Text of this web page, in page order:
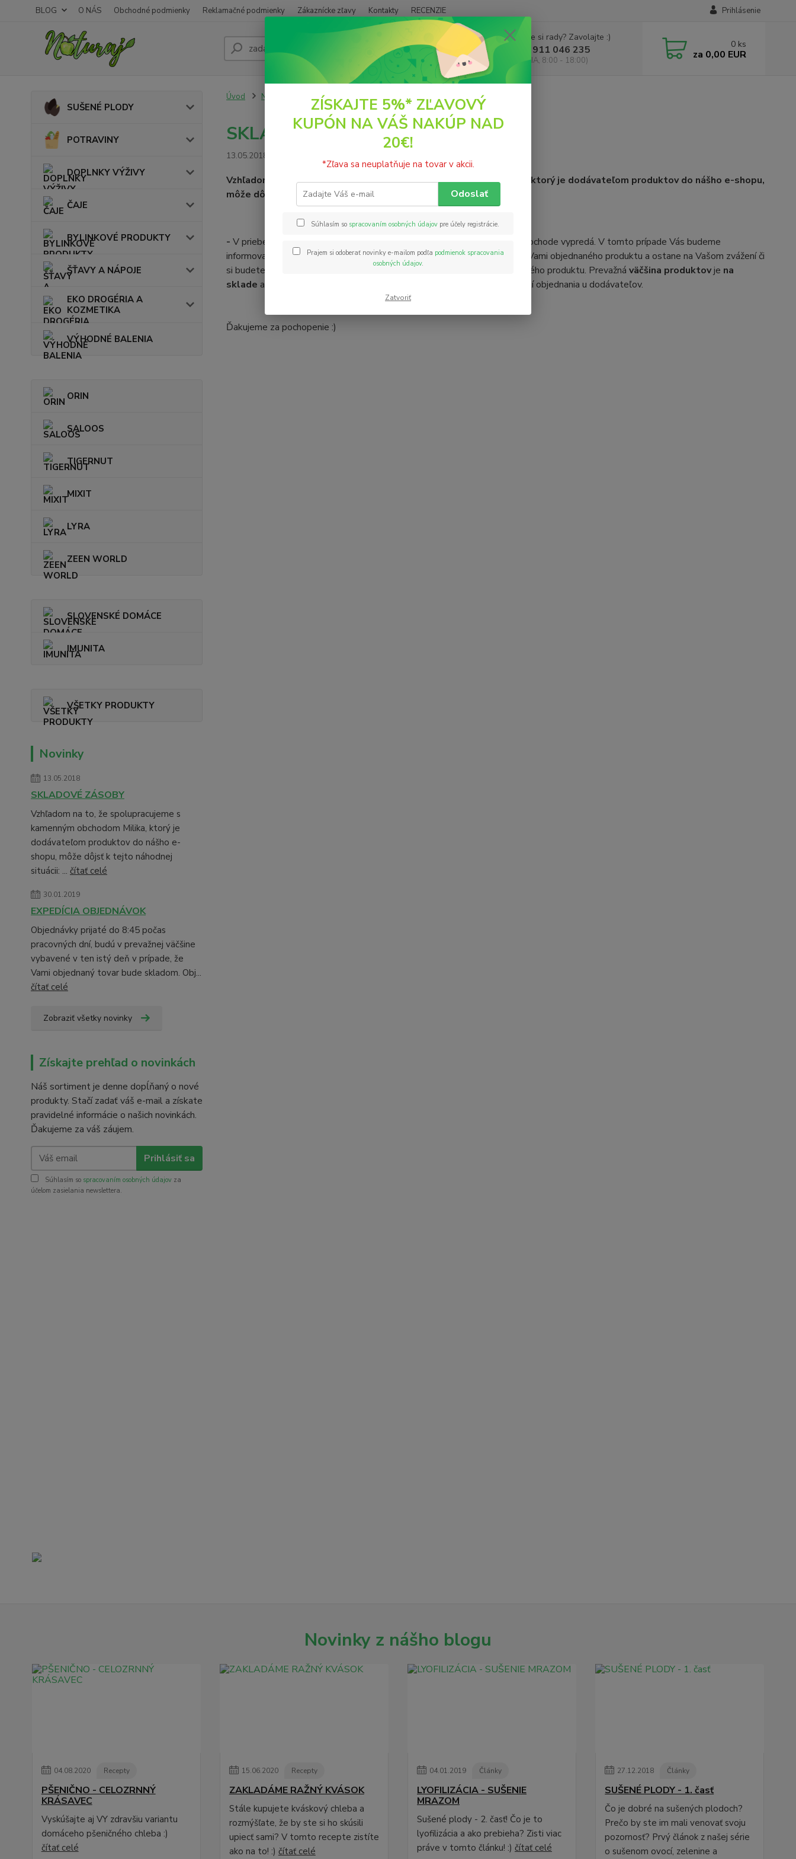
BLOG O NÁS Obchodné podmienky Reklamačné podmienky Zákaznícke zľavy Kontakty RECENZIE Prihlásenie
Hľadať
Neviete si rady? Zavolajte :)
+421 911 046 235
(PO - PIA, 8:00 - 18:00)
0 ks
za 0,00 EUR
SUŠENÉ PLODY
POTRAVINY
DOPLNKY VÝŽIVY
ČAJE
BYLINKOVÉ PRODUKTY
ŠŤAVY A NÁPOJE
EKO DROGÉRIA A
KOZMETIKA
VÝHODNÉ BALENIA
ORIN
SALOOS
TIGERNUT
MIXIT
LYRA
ZEEN WORLD
SLOVENSKÉ DOMÁCE
IMUNITA
VŠETKY PRODUKTY
Novinky
13.05.2018
SKLADOVÉ ZÁSOBY
Vzhľadom na to, že spolupracujeme s
kamenným obchodom Milika, ktorý je
dodávateľom produktov do nášho e-
shopu, môže dôjsť k tejto náhodnej
situácii: ... čítať celé
30.01.2019
EXPEDÍCIA OBJEDNÁVOK
Objednávky prijaté do 8:45 počas
pracovných dní, budú v prevažnej väčšine
vybavené v ten istý deň v prípade, že
Vami objednaný tovar bude skladom. Obj...
čítať celé
Zobraziť všetky novinky
Získajte prehľad o novinkách
Náš sortiment je denne dopĺňaný o nové
produkty. Stačí zadať váš e-mail a získate
pravidelné informácie o našich novinkách.
Ďakujeme za váš záujem.
Prihlásiť sa
Súhlasím so spracovaním osobných údajov za
účelom zasielania newslettera.
Úvod Novinky SKLADOVÉ ZÁSOBY
SKLADOVÉ ZÁSOBY
13.05.2018
Vzhľadom na to, že spolupracujeme s kamenným obchodomMilika
, ktorý je dodávateľom produktov do nášho e-shopu,
môže dôjsť k tejto náhodnej situácii:
- V priebehu dňa sa môže stať, že produkt, ktorý ste chceli zakúpiť, sa v obchode vypredá. V tomto prípade Vás budeme
informovať
telefonicky aleboe-mailomohľadom dátumu naskladnenia Vami objednaného produktu a ostane na Vašom zvážení či
si budete želať
alebo počkáte na naskladnenie daného produktu. Prevažná väčšina produktovje na
sklade alebo je doskladnená v priebehu , podľa možností objednania u dodávateľov.
Ďakujeme za pochopenie :)
Novinky z nášho blogu
04.08.2020 Recepty
PŠENIČNO - CELOZRNNÝ
KRÁSAVEC
Vyskúšajte aj VY zdravšiu variantu
domáceho pšeničného chleba :)
čítať celé
15.06.2020 Recepty
ZAKLADÁME RAŽNÝ KVÁSOK
Stále kupujete kváskový chleba a
rozmýšľate, že by ste si ho skúsili
upiecť sami? V tomto recepte zistíte
ako na to! :) čítať celé
04.01.2019 Články
LYOFILIZÁCIA - SUŠENIE
MRAZOM
Sušené plody - 2. časť! Čo je to
lyofilizácia a ako prebieha? Zisti viac
práve v tomto článku! :) čítať celé
27.12.2018 Články
SUŠENÉ PLODY - 1. časť
Čo je dobré na sušených plodoch?
Prečo by ste im mali venovať svoju
pozornosť? Prvý článok z našej série
o sušenom ovocí, zelenine a
ZÍSKAJTE 5%* ZĽAVOVÝ
KUPÓN NA VÁŠ NAKÚP NAD
20€!
*Zľava sa neuplatňuje na tovar v akcii.
Odoslať
Súhlasím so spracovaním osobných údajov pre účely registrácie.
Prajem si odoberať novinky e-mailom podľa podmienok spracovania
osobných údajov.
Zatvoriť